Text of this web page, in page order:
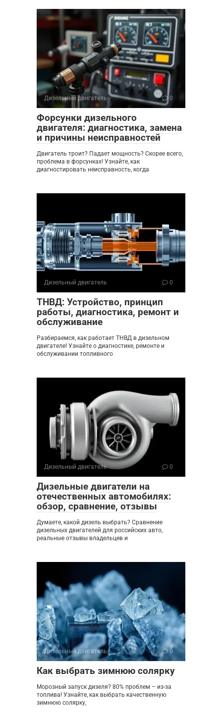
Дизельный двигатель 0
Форсунки дизельного
двигателя: диагностика, замена
и причины неисправностей
Двигатель троит? Падает мощность? Скорее всего,
проблема в форсунках! Узнайте, как
диагностировать неисправность, когда
Дизельный двигатель 0
ТНВД: Устройство, принцип
работы, диагностика, ремонт и
обслуживание
Разбираемся, как работает ТНВД в дизельном
двигателе! Узнайте о диагностике, ремонте и
обслуживании топливного
Дизельный двигатель 0
Дизельные двигатели на
отечественных автомобилях:
обзор, сравнение, отзывы
Думаете, какой дизель выбрать? Сравнение
дизельных двигателей для российских авто,
реальные отзывы владельцев и
Дизельный двигатель 0
Как выбрать зимнюю солярку
Морозный запуск дизеля? 80% проблем – из-за
топлива! Узнайте, как выбрать качественную
зимнюю солярку,